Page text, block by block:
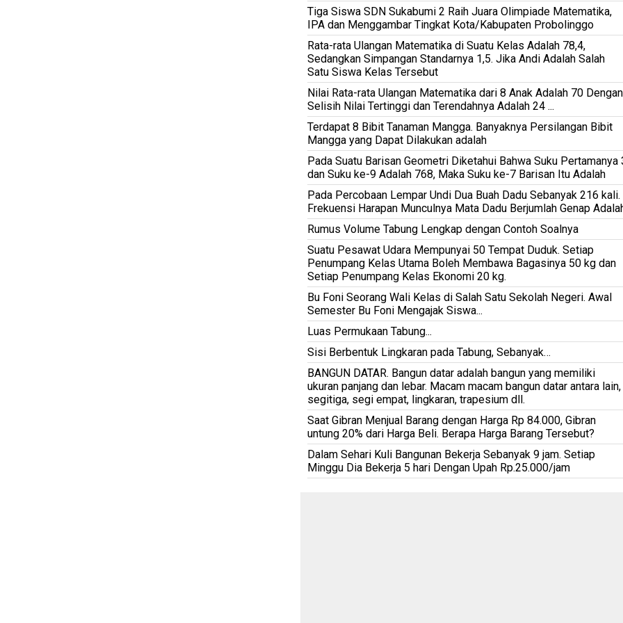
Tiga Siswa SDN Sukabumi 2 Raih Juara Olimpiade Matematika,
IPA dan Menggambar Tingkat Kota/Kabupaten Probolinggo
Rata-rata Ulangan Matematika di Suatu Kelas Adalah 78,4,
Sedangkan Simpangan Standarnya 1,5. Jika Andi Adalah Salah
Satu Siswa Kelas Tersebut
Nilai Rata-rata Ulangan Matematika dari 8 Anak Adalah 70 Dengan
Selisih Nilai Tertinggi dan Terendahnya Adalah 24 ...
Terdapat 8 Bibit Tanaman Mangga. Banyaknya Persilangan Bibit
Mangga yang Dapat Dilakukan adalah
Pada Suatu Barisan Geometri Diketahui Bahwa Suku Pertamanya
dan Suku ke-9 Adalah 768, Maka Suku ke-7 Barisan Itu Adalah
Pada Percobaan Lempar Undi Dua Buah Dadu Sebanyak 216 kali.
Frekuensi Harapan Munculnya Mata Dadu Berjumlah Genap
Rumus Volume Tabung Lengkap dengan Contoh Soalnya
Suatu Pesawat Udara Mempunyai 50 Tempat Duduk. Setiap
Penumpang Kelas Utama Boleh Membawa Bagasinya 50 kg dan
Setiap Penumpang Kelas Ekonomi 20 kg.
Bu Foni Seorang Wali Kelas di Salah Satu Sekolah Negeri. Awal
Semester Bu Foni Mengajak Siswa...
Luas Permukaan Tabung...
Sisi Berbentuk Lingkaran pada Tabung, Sebanyak…
BANGUN DATAR. Bangun datar adalah bangun yang memiliki
ukuran panjang dan lebar. Macam macam bangun datar antara lain,
segitiga, segi empat, lingkaran, trapesium dll.
Saat Gibran Menjual Barang dengan Harga Rp 84.000, Gibran
untung 20% dari Harga Beli. Berapa Harga Barang Tersebut?
Dalam Sehari Kuli Bangunan Bekerja Sebanyak 9 jam. Setiap
Minggu Dia Bekerja 5 hari Dengan Upah Rp.25.000/jam